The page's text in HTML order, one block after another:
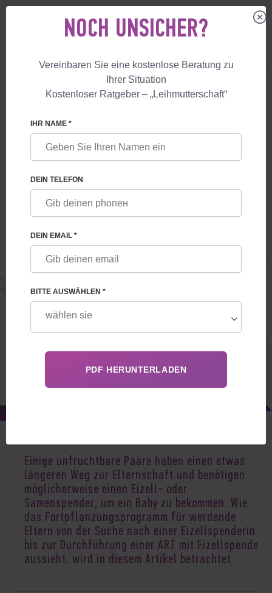
EIZELL- UND SAMENSPENDER FÜR
WERDENDE ELTERN
Einige unfruchtbare Paare haben einen etwas
längeren Weg zur Elternschaft und benötigen
möglicherweise einen Eizell- oder
Samenspender, um ein Baby zu bekommen. Wie
das Fortpflanzungsprogramm für werdende
Eltern von der Suche nach einer Eizellspenderin
bis zur Durchführung einer ART mit Eizellspende
aussieht, wird in diesem Artikel betrachtet.
NOCH UNSICHER?
Vereinbaren Sie eine kostenlose Beratung zu
Ihrer Situation
Kostenloser Ratgeber – „Leihmutterschaft“
IHR NAME *
DEIN TELEFON
DEIN EMAIL *
BITTE AUSWÄHLEN *